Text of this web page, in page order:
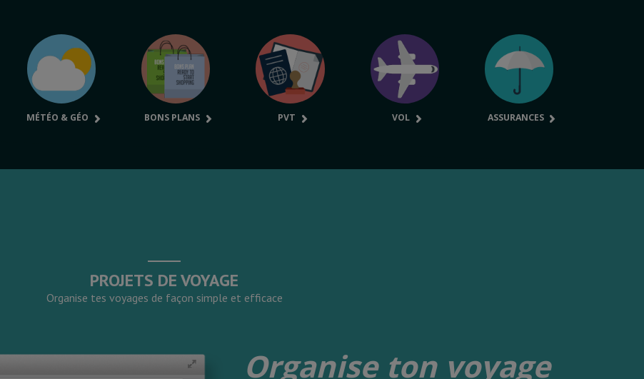
MÉTÉO & GÉO BONS PLANS PVT VOL ASSURANCES
PROJETS DE VOYAGE
Organise tes voyages de façon simple et efficace
Organise ton voyage